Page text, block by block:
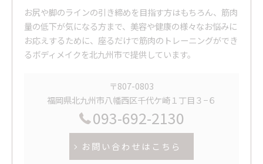
お尻や脚のラインの引き締めを目指す方はもちろん、筋肉
量の低下が気になる方まで、美容や健康の様々なお悩みに
お応えするために、座るだけで筋肉のトレーニングができ
るボディメイクを北九州市で提供しています。
〒807-0803
福岡県北九州市八幡西区千代ケ崎１丁目３−６
093-692-2130
お問い合わせはこちら